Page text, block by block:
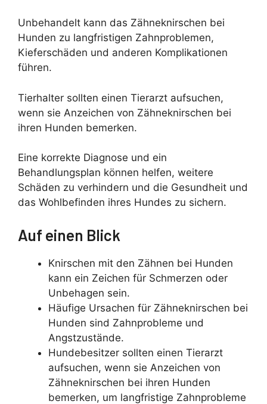
Unbehandelt kann das Zähneknirschen bei
Hunden zu langfristigen Zahnproblemen,
Kieferschäden und anderen Komplikationen
führen.
Tierhalter sollten einen Tierarzt aufsuchen,
wenn sie Anzeichen von Zähneknirschen bei
ihren Hunden bemerken.
Eine korrekte Diagnose und ein
Behandlungsplan können helfen, weitere
Schäden zu verhindern und die Gesundheit und
das Wohlbefinden ihres Hundes zu sichern.
Auf einen Blick
Knirschen mit den Zähnen bei Hunden
kann ein Zeichen für Schmerzen oder
Unbehagen sein.
Häufige Ursachen für Zähneknirschen bei
Hunden sind Zahnprobleme und
Angstzustände.
Hundebesitzer sollten einen Tierarzt
aufsuchen, wenn sie Anzeichen von
Zähneknirschen bei ihren Hunden
bemerken, um langfristige Zahnprobleme